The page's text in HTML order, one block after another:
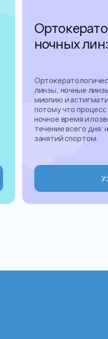
ночных
линзы, ночные
миопию и
потому что
ночное время и
течение всего дня:
занятий спортом.